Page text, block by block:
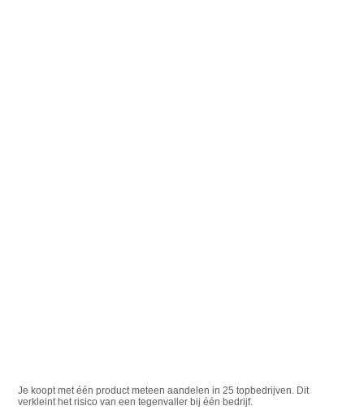
Je koopt met één product meteen aandelen in 25 topbedrijven. Dit
verkleint het risico van een tegenvaller bij één bedrijf.